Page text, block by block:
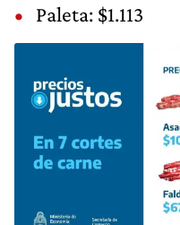
Paleta: $1.113